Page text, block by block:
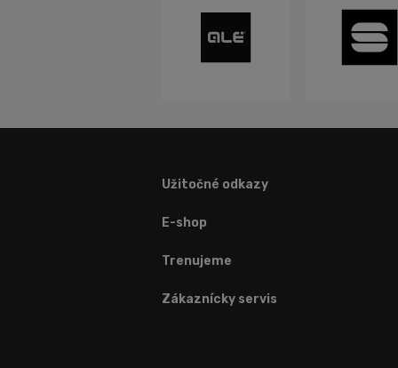
Užitočné odkazy
E-shop
Trenujeme
Zákaznícky servis